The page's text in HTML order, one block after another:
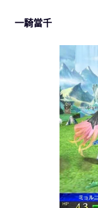
一騎當千